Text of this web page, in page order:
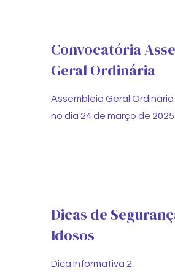
Convocatória
Geral Ordinária
Assembleia Geral
no dia 24 de março de 2025.
Dicas de
Idosos
Dica Informativa 2.